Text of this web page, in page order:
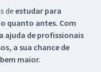
de estudar para
quanto antes. Com
ajuda de profissionais
a sua chance de
maior.